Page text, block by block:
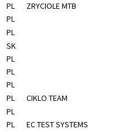
PL ZRYCIOLE MTB
PL
PL
SK
PL
PL
PL
PL CIKLO TEAM
PL
PL EC TEST SYSTEMS